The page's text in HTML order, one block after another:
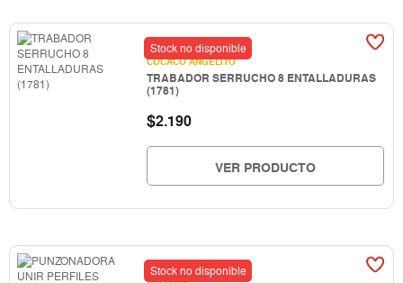
Stock no disponible
COCACO ANGELITO
TRABADOR SERRUCHO 8 ENTALLADURAS
(1781)
$2.190
VER PRODUCTO
Stock no disponible